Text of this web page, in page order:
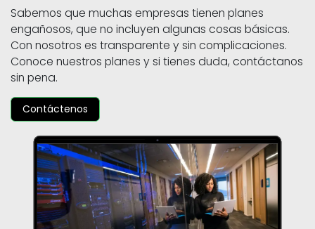
Sabemos que muchas empresas tienen planes
engañosos, que no incluyen algunas cosas básicas.
Con nosotros es transparente y sin complicaciones.
Conoce nuestros planes y si tienes duda, contáctanos
sin pena.
Contáctenos